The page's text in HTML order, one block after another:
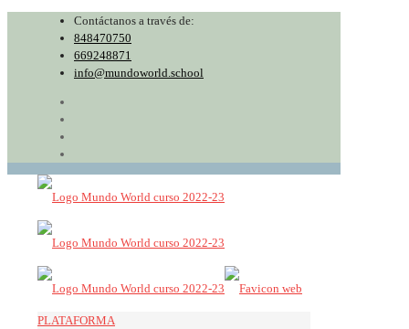
Contáctanos a través de:
848470750
669248871
info@mundoworld.school
PLATAFORMA